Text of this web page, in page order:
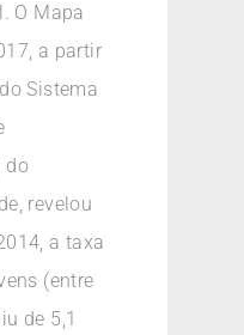
O Mapa
a partir
Sistema
do
revelou
a taxa
(entre
de 5,1